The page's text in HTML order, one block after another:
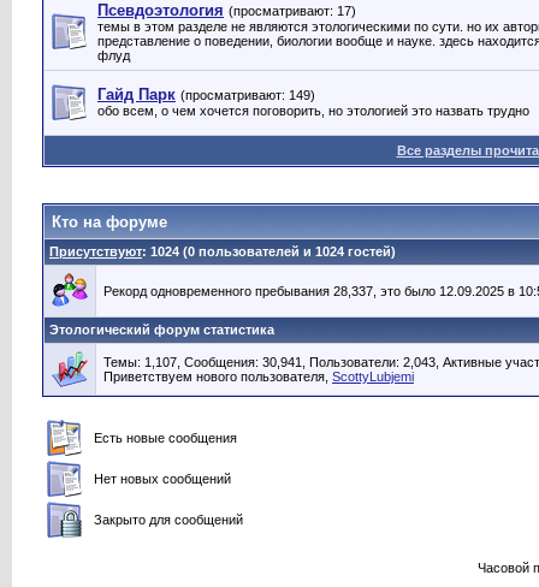
Псевдоэтология (просматривают: 17)
темы в этом разделе не являются этологическими по сути. но их
представление о поведении, биологии вообще и науке. здесь
флуд
Гайд Парк (просматривают: 149)
обо всем, о чем хочется поговорить, но этологией это назвать трудно
Все разделы
Кто на форуме
Присутствуют: 1024 (0 пользователей и 1024 гостей)
Рекорд одновременного пребывания 28,337, это было 12.09.2025 в
Этологический форум статистика
Темы: 1,107, Сообщения: 30,941, Пользователи: 2,043, Активные
Приветствуем нового пользователя, ScottyLubjemi
Есть новые сообщения
Нет новых сообщений
Закрыто для сообщений
Часовой